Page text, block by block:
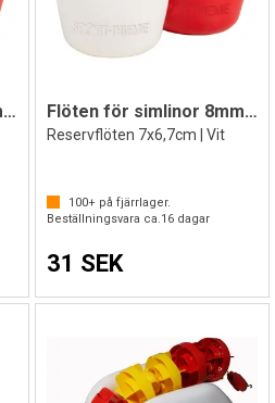
Flöten för simlinor 8mm hål Flöten för simlinor 8mm hål
Reservflöten 7x6,7cm | Vit
100+på fjärrlager.
Beställningsvara ca.16dagar
31 SEK